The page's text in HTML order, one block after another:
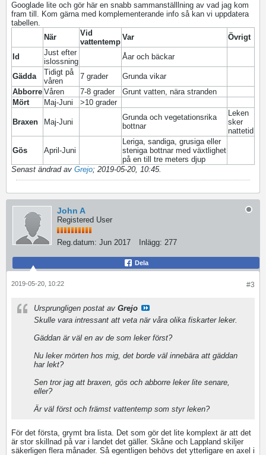
Googlade lite och gör här en snabb sammanställlning av vad jag kom
fram till. Kom gärna med komplementerande info så kan vi uppdatera
tabellen.
När
Vid
vattentemp
Var Övrigt
Id
Just efter
islossning
Åar och bäckar
Gädda
Tidigt på
våren
7 grader
Grunda vikar
Abborre Våren 7-8 grader
Grunt vatten, nära stranden
Mört
Maj-Juni >10 grader
Braxen Maj-Juni
Grunda och vegetationsrika
bottnar
Leken
sker
nattetid
Gös April-Juni
Leriga, sandiga, grusiga eller
steniga bottnar med växtlighet
på en till tre meters djup
Senast ändrad av Grejo; 2019-05-20, 10:45.
John A
Registered User
Reg.datum: Jun 2017 Inlägg: 277
Dela
#3
2019-05-20, 10:22
Ursprungligen postat av Grejo
Skulle vara intressant att veta när våra olika fiskarter leker.
Gäddan är väl en av de som leker först?
Nu leker mörten hos mig, det borde väl innebära att gäddan
har lekt?
Sen tror jag att braxen, gös och abborre leker lite senare,
eller?
Är väl först och främst vattentemp som styr leken?
För det första, grymt bra lista. Det som gör det lite komplext är att det
är stor skillnad på var i landet det gäller. Skåne och Lappland skiljer
säkerligen flera månader. Så egentligen behövs det ytterligare en axel i